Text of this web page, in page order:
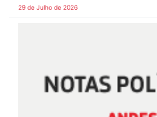
29 de Julho de 2026